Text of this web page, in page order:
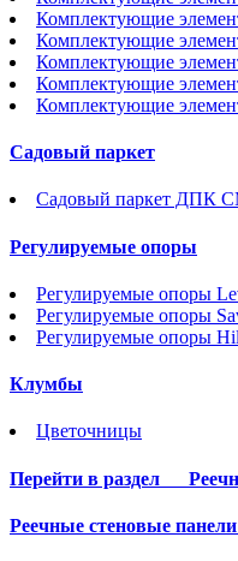
Комплектующие
Комплектующие
Комплектующие
Комплектующие
Комплектующие
Садовый паркет
Садовый паркет ДПК
Регулируемые опоры
Регулируемые опоры
Регулируемые опоры
Регулируемые опоры
Клумбы
Цветочницы
Перейти в раздел
Реечные стеновые